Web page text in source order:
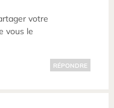
votre
vous le
RÉPONDRE